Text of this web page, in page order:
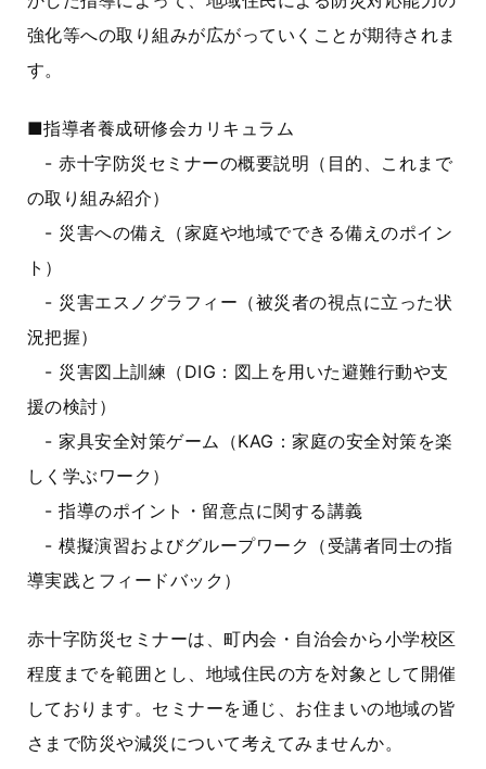
強化等への取り組みが広がっていくことが期待されま
す。
■指導者養成研修会カリキュラム
- 赤十字防災セミナーの概要説明（目的、これまで
の取り組み紹介）
- 災害への備え（家庭や地域でできる備えのポイン
ト）
- 災害エスノグラフィー（被災者の視点に立った状
況把握）
- 災害図上訓練（DIG：図上を用いた避難行動や支
援の検討）
- 家具安全対策ゲーム（KAG：家庭の安全対策を楽
しく学ぶワーク）
- 指導のポイント・留意点に関する講義
- 模擬演習およびグループワーク（受講者同士の指
導実践とフィードバック）
赤十字防災セミナーは、町内会・自治会から小学校区
程度までを範囲とし、地域住民の方を対象として 開催
しております。セミナーを通じ、お住まいの地域の皆
さまで防災や減災について考えてみませんか。